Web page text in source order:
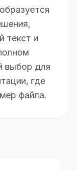
текст и
выбор для
где
файла.